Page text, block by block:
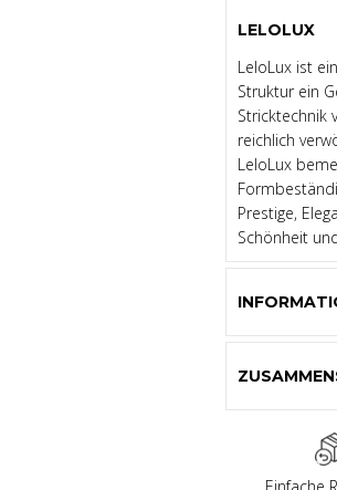
LELOLUX
LeloLux ist
Struktur ein
Stricktechnik
reichlich
LeloLux
Prestige,
Schönheit
Einfache